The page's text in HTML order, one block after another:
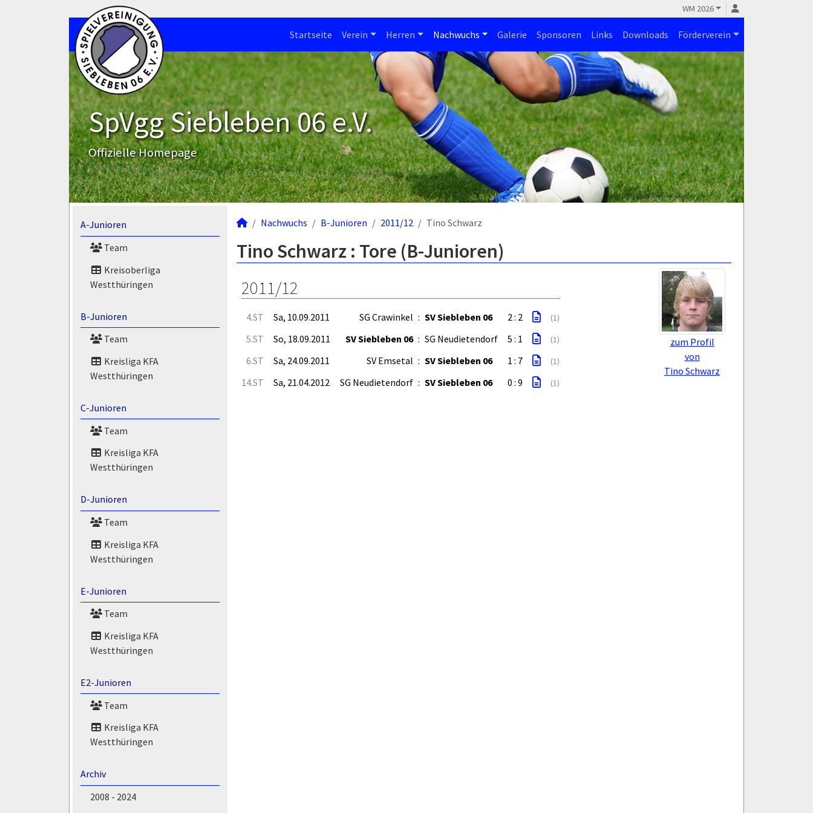
WM 2026
Startseite Verein Herren Nachwuchs Galerie Sponsoren Links Downloads Förderverein
SpVgg Siebleben 06 e.V.
Offizielle Homepage
A-Junioren
Team
Kreisoberliga
Westthüringen
B-Junioren
Team
Kreisliga KFA
Westthüringen
C-Junioren
Team
Kreisliga KFA
Westthüringen
D-Junioren
Team
Kreisliga KFA
Westthüringen
E-Junioren
Team
Kreisliga KFA
Westthüringen
E2-Junioren
Team
Kreisliga KFA
Westthüringen
Archiv
2008 - 2024
Nachwuchs B-Junioren 2011/12 Tino Schwarz
Tino Schwarz : Tore (B-Junioren)
zum Profil
von
Tino Schwarz
2011/12
4.ST Sa, 10.09.2011 SG Crawinkel : SV Siebleben 06 2 : 2 (1)
5.ST So, 18.09.2011 SV Siebleben 06 : SG Neudietendorf 5 : 1 (1)
6.ST Sa, 24.09.2011 SV Emsetal : SV Siebleben 06 1 : 7 (1)
14.ST Sa, 21.04.2012 SG Neudietendorf : SV Siebleben 06 0 : 9 (1)